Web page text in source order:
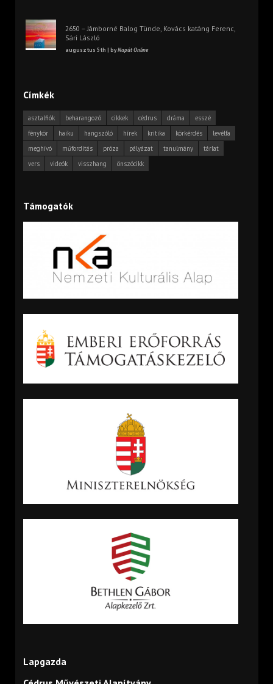
2650 – Jámborné Balog Tünde, Kovács katáng Ferenc,
Sári László
augusztus 5th | byNapút Online
Címkék
asztalfiók beharangozó cikkek cédrus dráma
esszé
fénykör
haiku hangszóló hírek kritika körkérdés
levélfa
meghívó
műfordítás próza pályázat tanulmány
tárlat
vers
videók visszhang önszócikk
Támogatók
Lapgazda